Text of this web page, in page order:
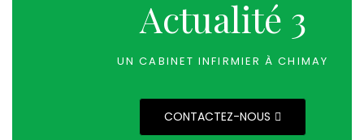
Actualité 3
UN CABINET INFIRMIER À CHIMAY
CONTACTEZ-NOUS